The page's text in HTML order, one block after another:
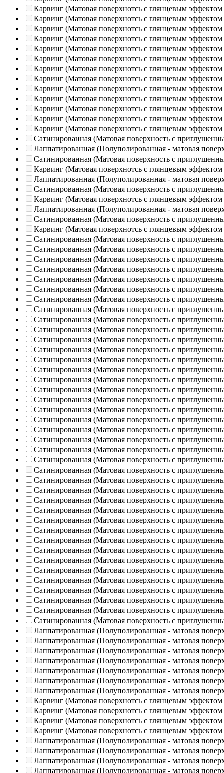
Карвинг (Матовая поверхнотсь с глянцевым эффектом
Карвинг (Матовая поверхнотсь с глянцевым эффектом
Карвинг (Матовая поверхнотсь с глянцевым эффектом
Карвинг (Матовая поверхнотсь с глянцевым эффектом
Карвинг (Матовая поверхнотсь с глянцевым эффектом
Карвинг (Матовая поверхнотсь с глянцевым эффектом
Карвинг (Матовая поверхнотсь с глянцевым эффектом
Карвинг (Матовая поверхнотсь с глянцевым эффектом
Карвинг (Матовая поверхнотсь с глянцевым эффектом
Карвинг (Матовая поверхнотсь с глянцевым эффектом
Карвинг (Матовая поверхнотсь с глянцевым эффектом
Карвинг (Матовая поверхнотсь с глянцевым эффектом
Карвинг (Матовая поверхнотсь с глянцевым эффектом
Сатинированная (Матовая поверхность с
Лаппатированная (Полуполированная - матовая
Сатинированная (Матовая поверхность с
Карвинг (Матовая поверхнотсь с глянцевым эффектом
Лаппатированная (Полуполированная - матовая
Сатинированная (Матовая поверхность с
Карвинг (Матовая поверхнотсь с глянцевым эффектом
Лаппатированная (Полуполированная - матовая
Сатинированная (Матовая поверхность с
Карвинг (Матовая поверхнотсь с глянцевым эффектом
Сатинированная (Матовая поверхность с
Сатинированная (Матовая поверхность с
Сатинированная (Матовая поверхность с
Сатинированная (Матовая поверхность с
Сатинированная (Матовая поверхность с
Сатинированная (Матовая поверхность с
Сатинированная (Матовая поверхность с
Сатинированная (Матовая поверхность с
Сатинированная (Матовая поверхность с
Сатинированная (Матовая поверхность с
Сатинированная (Матовая поверхность с
Сатинированная (Матовая поверхность с
Сатинированная (Матовая поверхность с
Сатинированная (Матовая поверхность с
Сатинированная (Матовая поверхность с
Сатинированная (Матовая поверхность с
Сатинированная (Матовая поверхность с
Сатинированная (Матовая поверхность с
Сатинированная (Матовая поверхность с
Сатинированная (Матовая поверхность с
Сатинированная (Матовая поверхность с
Сатинированная (Матовая поверхность с
Сатинированная (Матовая поверхность с
Сатинированная (Матовая поверхность с
Сатинированная (Матовая поверхность с
Сатинированная (Матовая поверхность с
Сатинированная (Матовая поверхность с
Сатинированная (Матовая поверхность с
Сатинированная (Матовая поверхность с
Сатинированная (Матовая поверхность с
Сатинированная (Матовая поверхность с
Сатинированная (Матовая поверхность с
Сатинированная (Матовая поверхность с
Сатинированная (Матовая поверхность с
Сатинированная (Матовая поверхность с
Сатинированная (Матовая поверхность с
Сатинированная (Матовая поверхность с
Сатинированная (Матовая поверхность с
Сатинированная (Матовая поверхность с
Лаппатированная (Полуполированная - матовая
Лаппатированная (Полуполированная - матовая
Лаппатированная (Полуполированная - матовая
Лаппатированная (Полуполированная - матовая
Лаппатированная (Полуполированная - матовая
Лаппатированная (Полуполированная - матовая
Лаппатированная (Полуполированная - матовая
Карвинг (Матовая поверхнотсь с глянцевым эффектом
Карвинг (Матовая поверхнотсь с глянцевым эффектом
Карвинг (Матовая поверхнотсь с глянцевым эффектом
Карвинг (Матовая поверхнотсь с глянцевым эффектом
Лаппатированная (Полуполированная - матовая
Лаппатированная (Полуполированная - матовая
Лаппатированная (Полуполированная - матовая
Лаппатированная (Полуполированная - матовая